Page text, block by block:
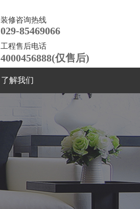
装修咨询热线
029-85469066
工程售后电话
4000456888(仅售后)
了解我们